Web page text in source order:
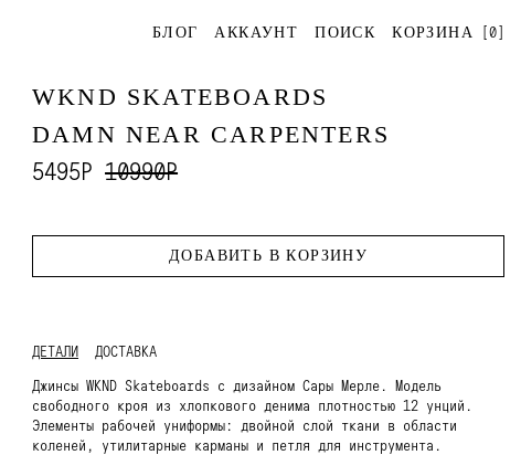
БЛОГ АККАУНТ ПОИСК КОРЗИНА [0]
WKND SKATEBOARDS
DAMN NEAR CARPENTERS
5495Р 10990Р
ДОБАВИТЬ В КОРЗИНУ
ДЕТАЛИ
ДОСТАВКА
Джинсы WKND Skateboards с дизайном Сары Мерле. Модель
свободного кроя из хлопкового денима плотностью 12 унций.
Элементы рабочей униформы: двойной слой ткани в области
коленей, утилитарные карманы и петля для инструмента.